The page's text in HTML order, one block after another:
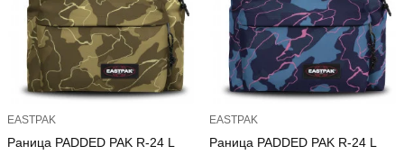
EASTPAK
Раница PADDED PAK R-24 L
EASTPAK
Раница PADDED PAK R-24 L